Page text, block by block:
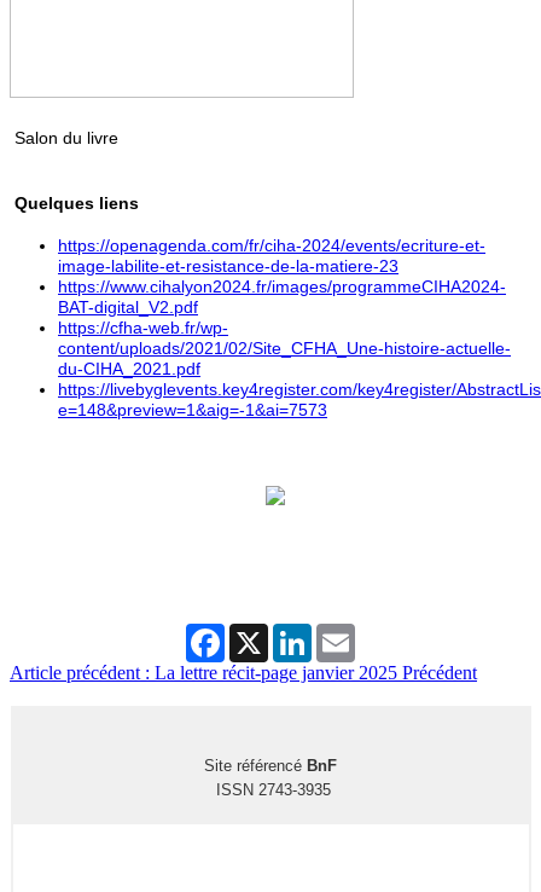
Salon du livre
Quelques liens
https://openagenda.com/fr/ciha-2024/events/ecriture-et-
image-labilite-et-resistance-de-la-matiere-23
https://www.cihalyon2024.fr/images/programmeCIHA2024-
BAT-digital_V2.pdf
https://cfha-web.fr/wp-
content/uploads/2021/02/Site_CFHA_Une-histoire-actuelle-
du-CIHA_2021.pdf
https://livebyglevents.key4register.com/key4register/
e=148&preview=1&aig=-1&ai=7573
Facebook
X LinkedIn
Article précédent : La lettre récit-page janvier 2025 Précédent
Site référencé BnF
ISSN 2743-3935